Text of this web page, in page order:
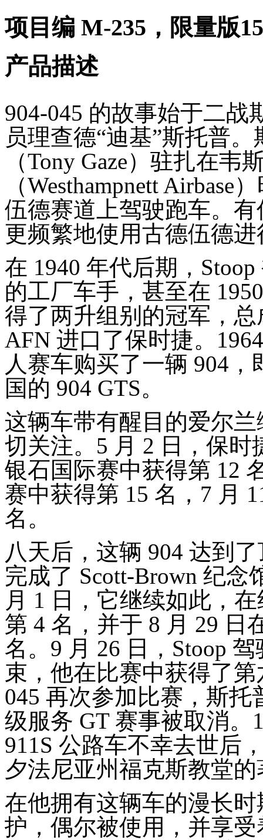
项目编 M-235，限量版
产品描述
904-045 的故事始于二
员理查德“迪基”斯托普
（Tony Gaze）驻扎在
（Westhampnett
伍德赛道上驾驶跑车。
更频繁地使用古德伍德
在 1940 年代后期，
的工厂车手，甚至在
得了两升组别的冠军，
AFN 进口了保时捷。
人赛车购买了一辆 904
国的 904 GTS。
这辆车带有醒目的爱尔
切关注。5 月 2 日，保
银石国际赛中获得第 12
赛中获得第 15 名，7 月
名。
八天后，这辆 904 达到
完成了 Scott-Brown 纪
月 1 日，它继续如此，
第 4 名，并于 8 月 29 日
名。9 月 26 日，Stoop
束，他在比赛中获得了第
045 再次参加比赛，斯
级服务 GT 赛事被取消。
911S 公路车不幸去世后
夕法尼亚州福克斯教堂
在他拥有这辆车的漫长
护，偶尔被使用，并享受